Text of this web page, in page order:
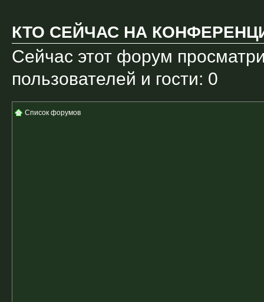
КТО СЕЙЧАС НА
Сейчас этот форум
пользователей и гости: 0
Список форумов